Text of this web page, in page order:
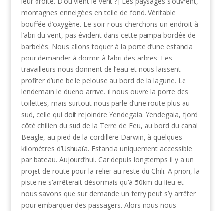
montagnes enneigées en toile de fond. Véritable
bouffée d’oxygène. Le soir nous cherchons un endroit à
l’abri du vent, pas évident dans cette pampa bordée de
barbelés. Nous allons toquer à la porte d’une estancia
pour demander à dormir à l’abri des arbres. Les
travailleurs nous donnent de l’eau et nous laissent
profiter d’une belle pelouse au bord de la lagune. Le
lendemain le dueño arrive. Il nous ouvre la porte des
toilettes, mais surtout nous parle d’une route plus au
sud, celle qui doit rejoindre Yendegaia. Yendegaia, fjord
côté chilien du sud de la Terre de Feu, au bord du canal
Beagle, au pied de la cordillère Darwin, à quelques
kilomètres d’Ushuaïa. Estancia uniquement accessible
par bateau. Aujourd’hui. Car depuis longtemps il y a un
projet de route pour la relier au reste du Chili. A priori, la
piste ne s’arrêterait désormais qu’à 50km du lieu et
nous savons que sur demande un ferry peut s’y arrêter
pour embarquer des passagers. Alors nous nous